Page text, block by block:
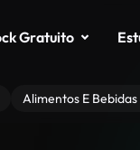
Gratuito
Alimentos E Bebidas